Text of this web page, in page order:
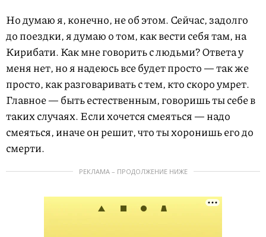
Но думаю я, конечно, не об этом. Сейчас, задолго
до поездки, я думаю о том, как вести себя там, на
Кирибати. Как мне говорить с людьми? Ответа у
меня нет, но я надеюсь все будет просто — так же
просто, как разговаривать с тем, кто скоро умрет.
Главное — быть естественным, говоришь ты себе в
таких случаях. Если хочется смеяться — надо
смеяться, иначе он решит, что ты хоронишь его до
смерти.
РЕКЛАМА – ПРОДОЛЖЕНИЕ НИЖЕ